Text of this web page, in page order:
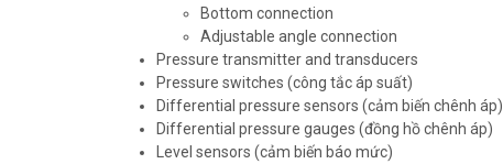
Bottom connection
Adjustable angle connection
Pressure transmitter and transducers
Pressure switches (công tắc áp suất)
Differential pressure sensors (cảm biến chênh áp)
Differential pressure gauges (đồng hồ chênh áp)
Level sensors (cảm biến báo mức)